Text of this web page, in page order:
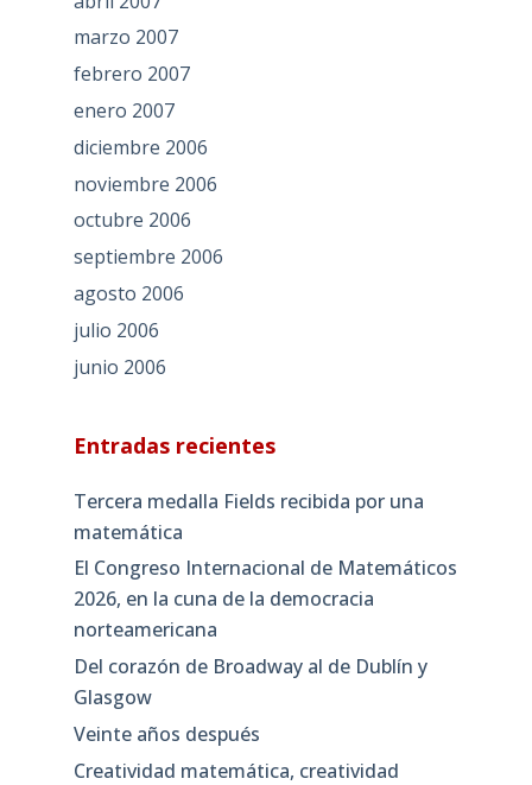
marzo 2007
febrero 2007
enero 2007
diciembre 2006
noviembre 2006
octubre 2006
septiembre 2006
agosto 2006
julio 2006
junio 2006
Entradas recientes
Tercera medalla Fields recibida por una
matemática
El Congreso Internacional de Matemáticos
2026, en la cuna de la democracia
norteamericana
Del corazón de Broadway al de Dublín y
Glasgow
Veinte años después
Creatividad matemática, creatividad